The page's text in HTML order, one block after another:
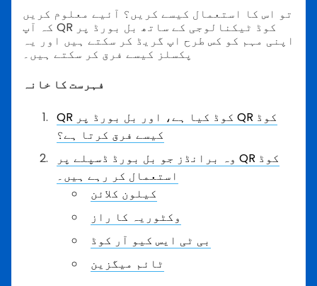
تو اس کا استعمال کیسے کریں؟ آئیے معلوم کریں
کہ آپ QR کوڈ ٹیکنالوجی کے ساتھ بل بورڈ پر
اپنی مہم کو کس طرح اپ گریڈ کر سکتے ہیں اور یہ
پکسلز کیسے فرق کر سکتے ہیں۔
فہرست کا خانہ
QR کوڈ کیا ہے، اور بل بورڈ پر QR کوڈ
کیسے فرق کرتا ہے؟
وہ برانڈز جو بل بورڈ ڈسپلے پر QR کوڈ
استعمال کر رہے ہیں۔
کیلون کلائن
وکٹوریہ کا راز
بی ٹی ایس کیو آر کوڈ
ٹائم میگزین